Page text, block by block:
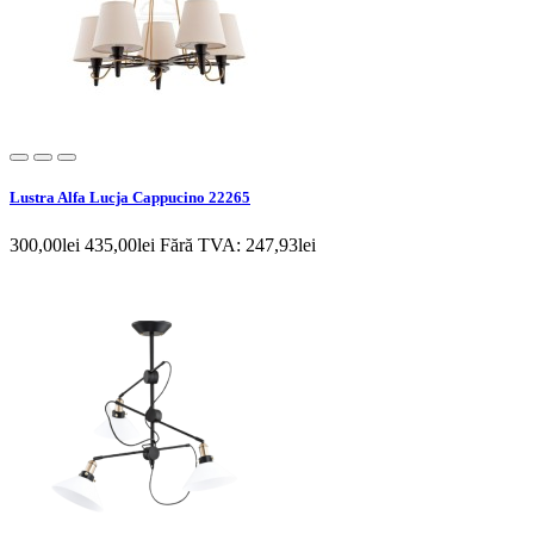
Lustra Alfa Lucja Cappucino 22265
300,00lei 435,00lei Fără TVA: 247,93lei